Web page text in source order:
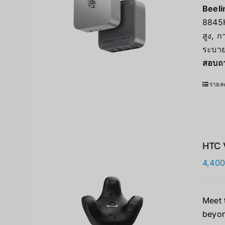
สูง, ก
ระบา
สอบถ
รายล
HTC
Meet